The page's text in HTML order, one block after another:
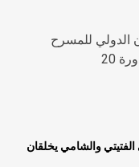
الدولي للمسرح
20
والشامي يخلقان